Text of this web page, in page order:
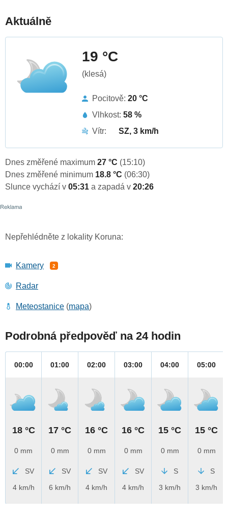
Aktuálně
19 °C
(klesá)
Pocitově: 20 °C
Vlhkost: 58 %
Vítr:
SZ, 3 km/h
Dnes změřené maximum 27 °C (15:10)
Dnes změřené minimum 18.8 °C (06:30)
Slunce vychází v 05:31 a zapadá v 20:26
Nepřehlédněte z lokality Koruna:
Kamery 2
Radar
Meteostanice (mapa)
Podrobná předpověď na 24 hodin
00:00
18 °C
0 mm
SV
4 km/h
01:00
17 °C
0 mm
SV
6 km/h
02:00
16 °C
0 mm
SV
4 km/h
03:00
16 °C
0 mm
SV
4 km/h
04:00
15 °C
0 mm
S
3 km/h
05:00
15 °C
0 mm
S
3 km/h